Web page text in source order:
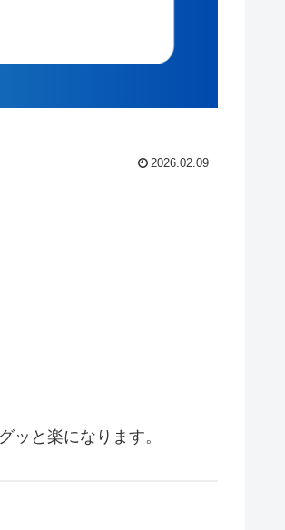
2026.02.09
ッと楽になります。